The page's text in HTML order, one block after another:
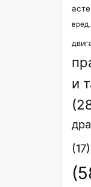
и
(17)